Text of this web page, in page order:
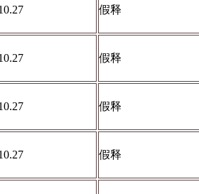
假释
假释
假释
假释